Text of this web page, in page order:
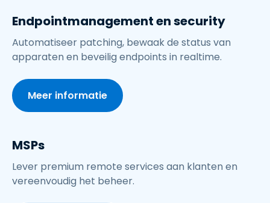
Endpointmanagement en security
Automatiseer patching, bewaak de status van
apparaten en beveilig endpoints in realtime.
Meer informatie
MSPs
Lever premium remote services aan klanten en
vereenvoudig het beheer.